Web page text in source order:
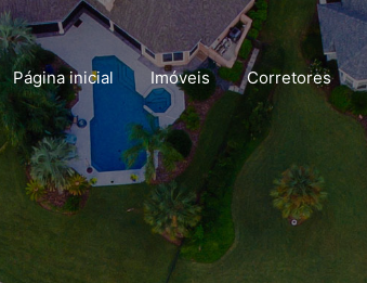
Página inicial Imóveis Corretores